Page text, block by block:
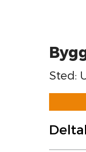
Sted: